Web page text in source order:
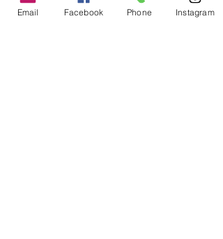
Email Facebook Phone Instagram